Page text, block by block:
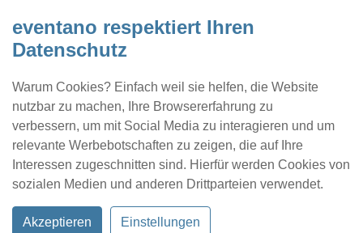
eventano respektiert Ihren
Datenschutz
Warum Cookies? Einfach weil sie helfen, die Website
nutzbar zu machen, Ihre Browsererfahrung zu
verbessern, um mit Social Media zu interagieren und um
relevante Werbebotschaften zu zeigen, die auf Ihre
Interessen zugeschnitten sind. Hierfür werden Cookies von
sozialen Medien und anderen Drittparteien verwendet.
Akzeptieren Einstellungen
Kontakt Location eintragen Profil